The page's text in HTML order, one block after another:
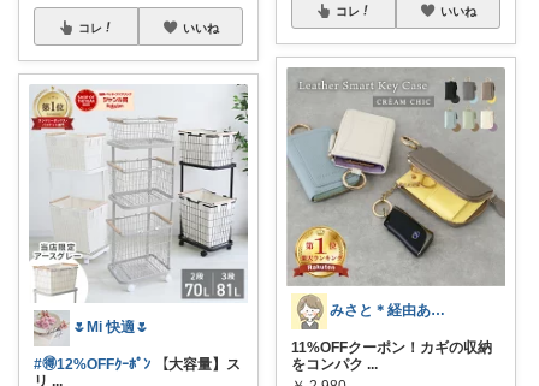
コレ いいね
🌷Mi 快適🌷
#🉐12%OFFｸｰﾎﾟﾝ 【大容量】ス
リ ...
コレ いいね
みさと＊経由ありがとうございます🧡
11%OFFクーポン！カギの収納
をコンパク ...